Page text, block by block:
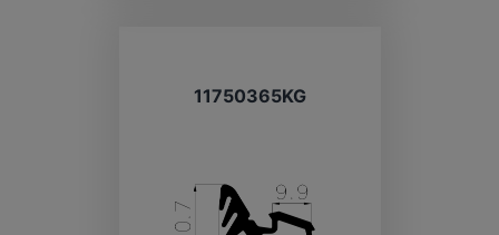
11750365KG